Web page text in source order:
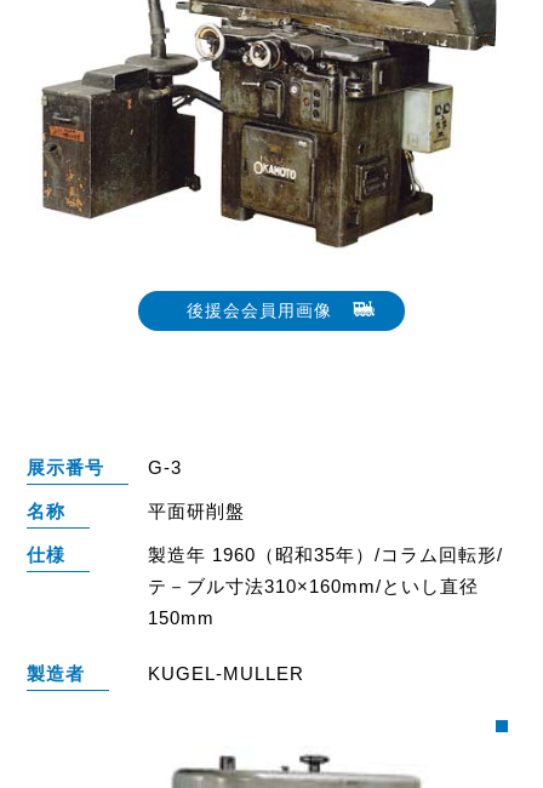
後援会会員用画像
展示番号 G-3
名称 平面研削盤
仕様
製造年 1960（昭和35年）/コラム回転形/
テ－ブル寸法310×160mm/といし直径
150mm
製造者 KUGEL-MULLER